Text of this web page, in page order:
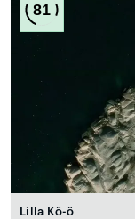
81
Lilla Kö-ö